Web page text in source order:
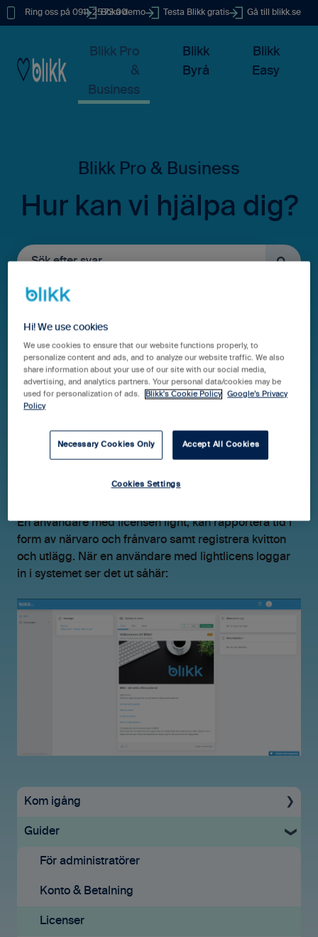
Ring oss på 0911-25 73 00
Boka demo Testa Blikk gratis Gå till blikk.se
Blikk Pro
&
Business
Blikk
Byrå
Blikk
Easy
Hur kan vi hjälpa dig?
Det finns inga förslag eftersom sökfältet är tomt.
Hjälpcenter Blikk Pro & Business Guider
Licenser
Det här ser användare
med licensen LIGHT
En användare med licensen light, kan rapportera tid i
form av närvaro och frånvaro samt registrera kvitton
och utlägg. När en användare med lightlicens loggar
in i systemet ser det ut såhär:
Kom igång
Uppstartsguide
Grundinställningar
Ekonomisystem
Tid & Kvitton
Guider
För administratörer
Konto & Betalning
Licenser
Hi! We use cookies
We use cookies to ensure that our website functions properly, to
personalize content and ads, and to analyze our website traffic. We also
share information about your use of our site with our social media,
advertising, and analytics partners. Your personal data/cookies may be
used for personalization of ads.
Blikk's Cookie Policy
Google’s Privacy
Policy
Necessary Cookies Only Accept All Cookies
Cookies Settings